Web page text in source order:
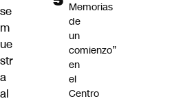
se
m
ue
str
a
al
Memorias
de
un
comienzo”
en
el
Centro